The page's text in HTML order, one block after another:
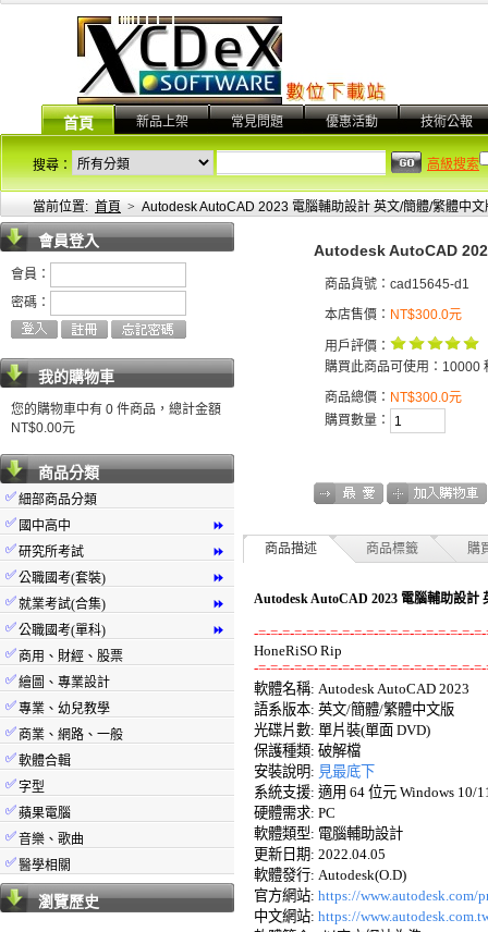
首頁 新品上架 常見問題 優惠活動 技術公報
搜尋： 高級搜索
當前位置: 首頁 > Autodesk AutoCAD 2023 電腦輔助設計 英文/簡體/繁體中文
會員登入
會員：
密碼：
我的購物車
您的購物車中有 0 件商品，總計金額
NT$0.00元
商品分類
✅細部商品分類
⏩
✅ 國中高中
⏩
✅研究所考試
⏩
✅公職國考(套裝)
⏩
✅就業考試(合集)
⏩
✅公職國考(單科)
✅ 商用、財經、股票
✅繪圖、專業設計
✅專業、幼兒教學
✅ 商業、網路、一般
✅軟體合輯
✅字型
✅蘋果電腦
✅音樂、歌曲
✅醫學相關
瀏覽歷史
Autodesk AutoCAD
商品貨號：cad15645-d1
本店售價： NT$300.0元
用戶評價：
購買此商品可使用：10000
商品總價： NT$300.0元
購買數量：
商品描述 商品標籤 購
Autodesk AutoCAD 2023 電腦輔助設計
-=-=-=-=-=-=-=-=-=-=-=-=-=-=-=-=-=-=-
-=-=-=-=-=-=-=-=-=-=-=-=-=-=-=-=-=-=-
軟體名稱: Autodesk AutoCAD 2023
語系版本: 英文/簡體/繁體中文版
光碟片數: 單片裝(單面 DVD)
保護種類: 破解檔
安裝說明: 見最底下
系統支援: 適用 64 位元 Windows 10/
硬體需求: PC
軟體類型: 電腦輔助設計
更新日期: 2022.04.05
軟體發行: Autodesk(O.D)
官方網站: https://www.autodesk.com/
中文網站: https://